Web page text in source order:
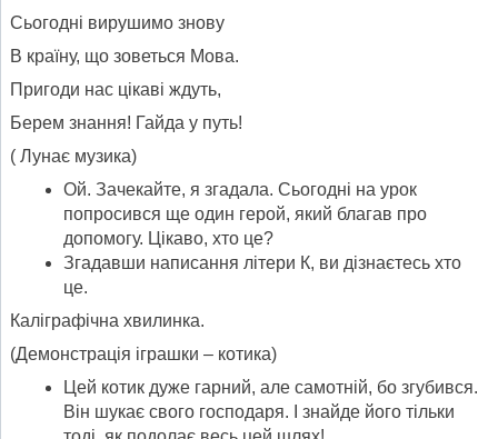
Сьогодні вирушимо знову
В країну, що зоветься Мова.
Пригоди нас цікаві ждуть,
Берем знання! Гайда у путь!
( Лунає музика)
Ой. Зачекайте, я згадала. Сьогодні на урок
попросився ще один герой, який благав про
допомогу. Цікаво, хто це?
Згадавши написання літери К, ви дізнаєтесь хто
це.
Каліграфічна хвилинка.
(Демонстрація іграшки – котика)
Цей котик дуже гарний, але самотній, бо згубився.
Він шукає свого господаря. І знайде його тільки